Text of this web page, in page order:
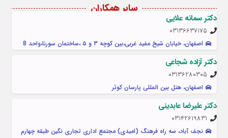
سایر همکاران
دکتر سمانه علایی
03136637175
اصفهان، خیابان شیخ مفید غربی،بین کوچه ۳ و ۵ ،ساختمان سورنا،واحد 8
دکتر آزاده شجاعی
03136280305
اصفهان، هتل بین المللی پارسان کوثر
دکتر علیرضا عابدینی
03142619831
نجف آباد، سه راه فرهنگ (امیدی) مجتمع اداری تجاری نگین طبقه چهارم